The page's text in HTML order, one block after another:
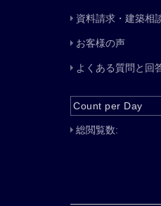
資料請求・建築相
お客様の声
よくある質問と回
Count per Day
総閲覧数: